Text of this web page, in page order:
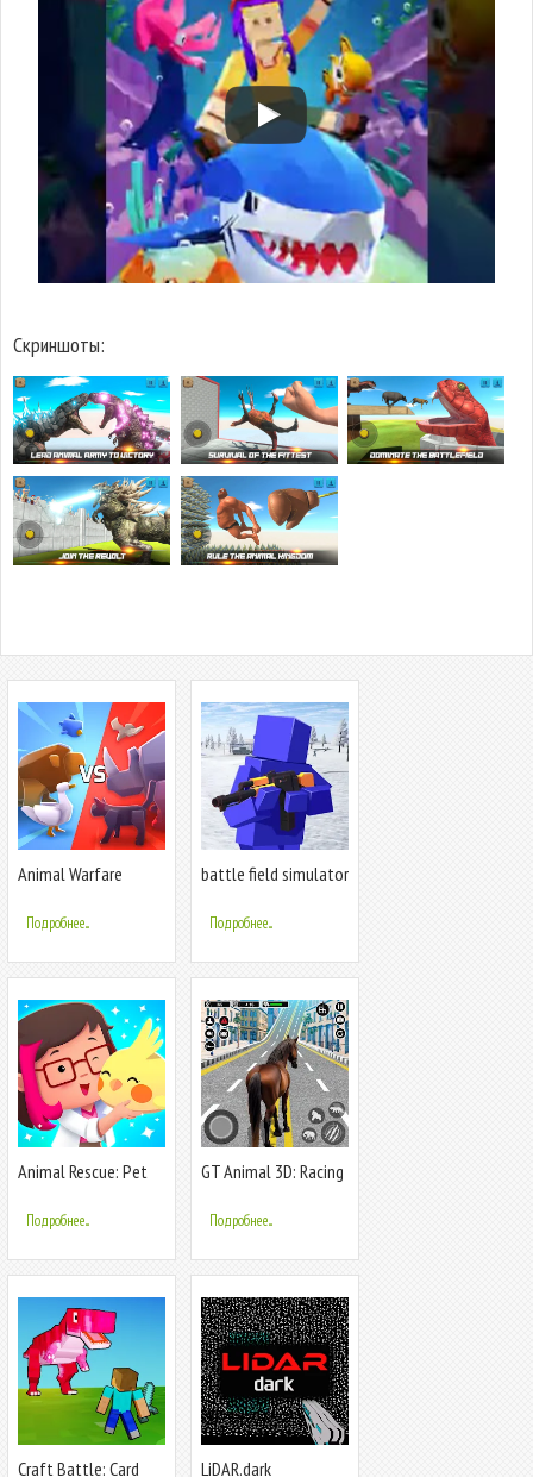
Скриншоты:
Animal Warfare
Подробнее...
battle field simulator
Подробнее...
Animal Rescue: Pet
Подробнее...
GT Animal 3D: Racing
Подробнее...
Craft Battle: Card
LiDAR.dark